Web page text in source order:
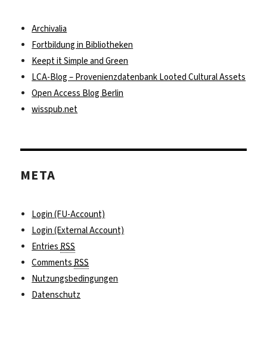
Archivalia
Fortbildung in Bibliotheken
Keept it Simple and Green
LCA-Blog – Provenienzdatenbank Looted Cultural Assets
Open Access Blog Berlin
wisspub.net
META
Login (FU-Account)
Login (External Account)
EntriesRSS
CommentsRSS
Nutzungsbedingungen
Datenschutz